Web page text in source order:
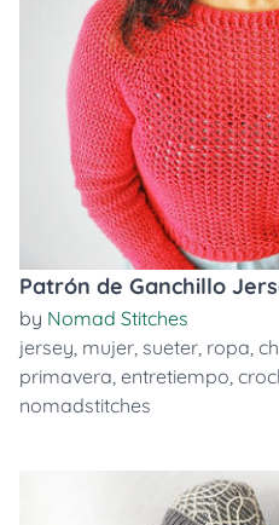
Patrón de Ganchillo
by Nomad Stitches
jersey, mujer, sueter, ropa,
primavera, entretiempo,
nomadstitches